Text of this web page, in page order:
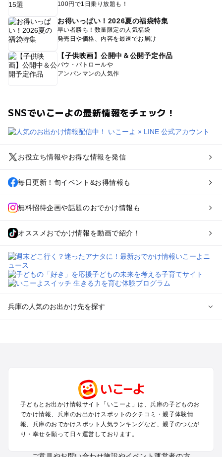
100円で1日乗り放題も！
お得いっぱい！2026夏の福袋特集
早い者勝ち！数量限定の人気福袋
発売日や価格、内容を最速でお届け
【子供映画】公開中＆公開予定作品
パウ・パトロールや
アンパンマンの人気作
SNSでいこーよの最新情報をチェック！
お役立ち情報やお得な情報を発信
毎日更新！旬イベント&お得情報も
無料招待企画や話題のおでかけ情報も
オススメおでかけ情報を動画で紹介！
兵庫の人気のお出かけ先を探す
淡路島のプールお出かけ
城崎・豊岡・竹野のプールお出かけ
神鍋・養父・和田山・鉢伏のプールお出かけ
香住・湯村・浜坂のプールお出かけ
子どもとお出かけ情報サイト「いこーよ」は、兵庫の子どものお
でかけ情報、兵庫のお出かけスポットのクチコミ・親子体験情
報、兵庫のおでかけスポット人気ランキングなど、親子のつなが
り・幸せを願って日々運営しております。